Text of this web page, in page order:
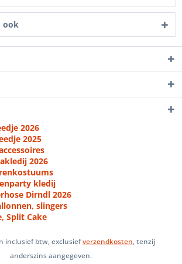
ook
2026
2025
2026
kledij
Dirndl 2026
slingers
Split Cake
inclusief btw, exclusiefverzendkosten, tenzij
anderszins aangegeven.